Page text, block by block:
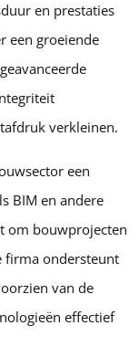
en prestaties
een groeiende
verkleinen.
een
BIM en andere
om bouwprojecten
firma ondersteunt
van de
effectief